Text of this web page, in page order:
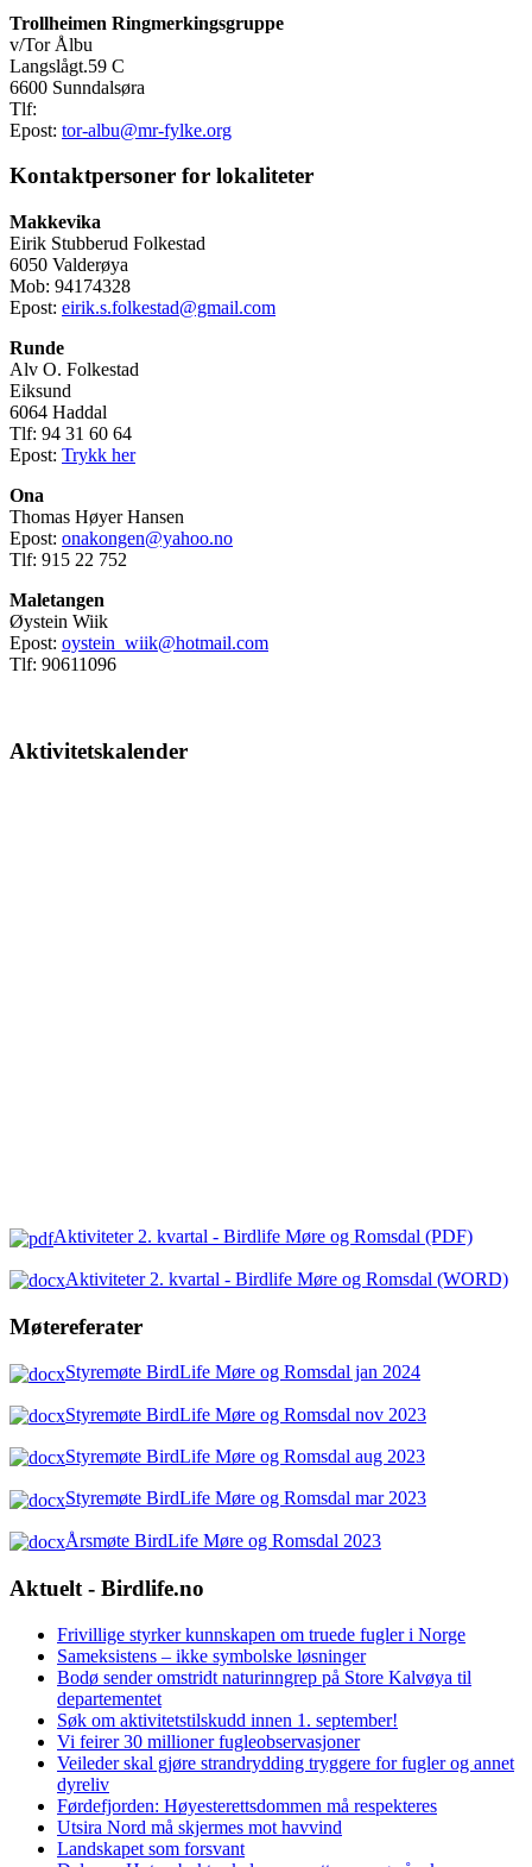
Trollheimen Ringmerkingsgruppe
v/Tor Ålbu
Langslågt.59 C
6600 Sunndalsøra
Tlf:
Epost: tor-albu@mr-fylke.org
Kontaktpersoner for lokaliteter
Makkevika
Eirik Stubberud Folkestad
6050 Valderøya
Mob: 94174328
Epost: eirik.s.folkestad@gmail.com
Runde
Alv O. Folkestad
Eiksund
6064 Haddal
Tlf: 94 31 60 64
Epost: Trykk her
Ona
Thomas Høyer Hansen
Epost: onakongen@yahoo.no
Tlf: 915 22 752
Maletangen
Øystein Wiik
Epost: oystein_wiik@hotmail.com
Tlf: 90611096
Aktivitetskalender
Aktiviteter 2. kvartal - Birdlife Møre og Romsdal (PDF)
Aktiviteter 2. kvartal - Birdlife Møre og Romsdal (WORD)
Møtereferater
Styremøte BirdLife Møre og Romsdal jan 2024
Styremøte BirdLife Møre og Romsdal nov 2023
Styremøte BirdLife Møre og Romsdal aug 2023
Styremøte BirdLife Møre og Romsdal mar 2023
Årsmøte BirdLife Møre og Romsdal 2023
Aktuelt - Birdlife.no
Frivillige styrker kunnskapen om truede fugler i Norge
Sameksistens – ikke symbolske løsninger
Bodø sender omstridt naturinngrep på Store Kalvøya til
departementet
Søk om aktivitetstilskudd innen 1. september!
Vi feirer 30 millioner fugleobservasjoner
Veileder skal gjøre strandrydding tryggere for fugler og annet
dyreliv
Førdefjorden: Høyesterettsdommen må respekteres
Utsira Nord må skjermes mot havvind
Landskapet som forsvant